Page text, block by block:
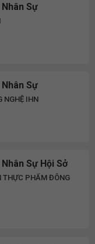
Sự
Sự
NGHỆ IHN
Sự Hội Sở
THỰC PHẨM ĐÔNG